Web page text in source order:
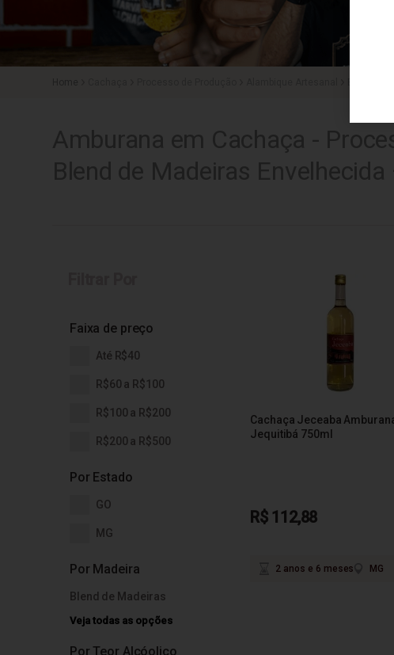
Amburana em Cachaça -
Por Estado
GO
MG
Por Madeira
Blend de Madeiras
Veja todas as opções
Por Teor Alcóolico
Faixa de preço
Até R$40
R$60 a R$100
R$100 a R$200
R$200 a R$500
Cachaça Jeceaba
Jequitibá 750ml
R$ 112,88
2 anos e 6 meses MG